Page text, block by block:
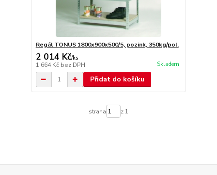
Regál TONUS 1800x900x500/5, pozink, 350kg/pol.
2 014 Kč/ks
1 664 Kč bez DPH Skladem
Přidat do košíku
strana z 1